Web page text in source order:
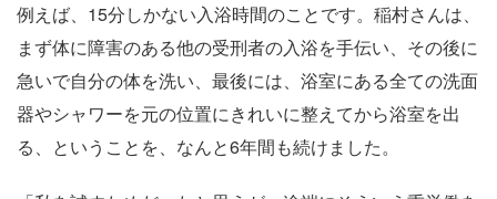
例えば、15分しかない入浴時間のことです。稲村さんは、
まず体に障害のある他の受刑者の入浴を手伝い、その後に
急いで自分の体を洗い、最後には、浴室にある全ての洗面
器やシャワーを元の位置にきれいに整えてから浴室を出
る、ということを、なんと6年間も続けました。